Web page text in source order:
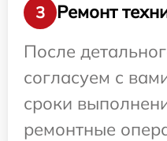
3
Ремонт
После
согласуем с
сроки
ремонтные